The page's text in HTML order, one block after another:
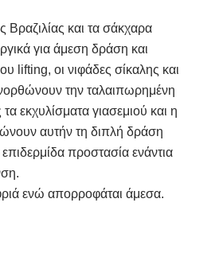
Βραζιλίας και τα σάκχαρα
για άμεση δράση και
lifting, oι νιφάδες σίκαλης και
την ταλαιπωρημένη
τα εκχυλίσματα γιασεμιού και η
αυτήν τη διπλή δράση
προστασία ενάντια
ενώ απορροφάται άμεσα.